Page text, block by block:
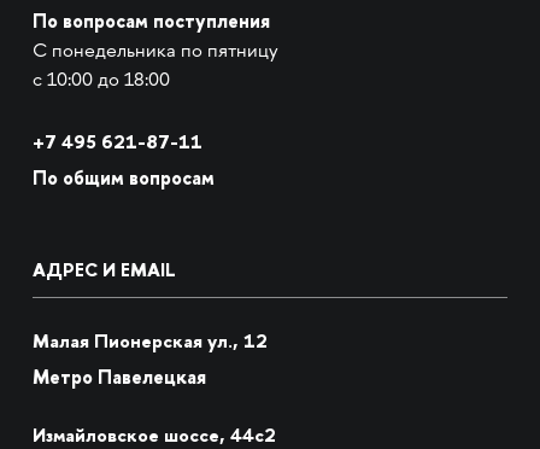
По вопросам поступления
С понедельника по пятницу
с 10:00 до 18:00
+7 495 621-87-11
По общим вопросам
АДРЕС И EMAIL
Малая Пионерская ул., 12
Метро Павелецкая
Измайловское шоссе, 44с2